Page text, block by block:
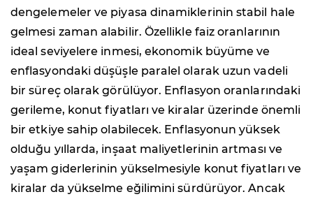
dengelemeler ve piyasa dinamiklerinin stabil hale
gelmesi zaman alabilir. Özellikle faiz oranlarının
ideal seviyelere inmesi, ekonomik büyüme ve
enflasyondaki düşüşle paralel olarak uzun vadeli
bir süreç olarak görülüyor. Enflasyon oranlarındaki
gerileme, konut fiyatları ve kiralar üzerinde önemli
bir etkiye sahip olabilecek. Enflasyonun yüksek
olduğu yıllarda, inşaat maliyetlerinin artması ve
yaşam giderlerinin yükselmesiyle konut fiyatları ve
kiralar da yükselme eğilimini sürdürüyor. Ancak